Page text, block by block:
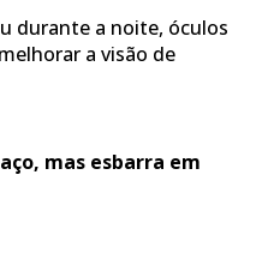
durante a noite, óculos
a visão de
mas esbarra em